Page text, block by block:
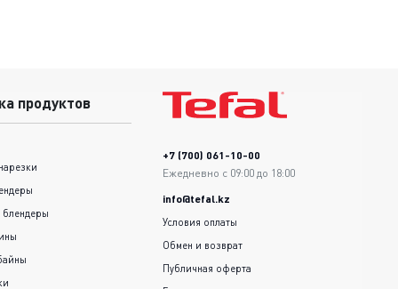
продуктов
блендеры
+7 (700) 061-10-00
Ежедневно с 09:00 до 18:00
info@tefal.kz
Условия оплаты
Обмен и возврат
Публичная оферта